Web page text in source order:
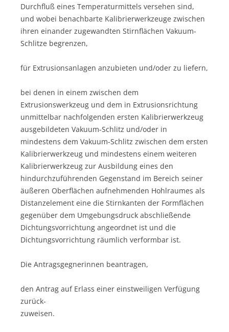
Durchfluß eines Temperaturmittels versehen sind,
und wobei benachbarte Kalibrierwerkzeuge zwischen
ihren einander zugewandten Stirnflächen Vakuum-
Schlitze begrenzen,
für Extrusionsanlagen anzubieten und/oder zu liefern,
bei denen in einem zwischen dem
Extrusionswerkzeug und dem in Extrusionsrichtung
unmittelbar nachfolgenden ersten Kalibrierwerkzeug
ausgebildeten Vakuum-Schlitz und/oder in
mindestens dem Vakuum-Schlitz zwischen dem ersten
Kalibrierwerkzeug und mindestens einem weiteren
Kalibrierwerkzeug zur Ausbildung eines den
hindurchzuführenden Gegenstand im Bereich seiner
äußeren Oberflächen aufnehmenden Hohlraumes als
Distanzelement eine die Stirnkanten der Formflächen
gegenüber dem Umgebungsdruck abschließende
Dichtungsvorrichtung angeordnet ist und die
Dichtungsvorrichtung räumlich verformbar ist.
Die Antragsgegnerinnen beantragen,
den Antrag auf Erlass einer einstweiligen Verfügung
zurück-
zuweisen.